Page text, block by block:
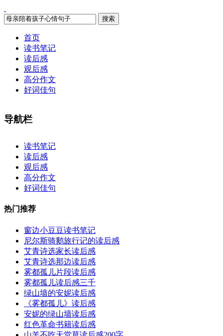
搜索
首页
读书笔记
读后感
观后感
高分作文
好词佳句
导航栏
读书笔记
读后感
观后感
高分作文
好词佳句
热门推荐
窗边小豆豆读书笔记
尼尔斯骑鹅旅行记的读后感
艾青诗选家长读后感
艾青诗选那边读后感
雾都孤儿片段读后感
雾都孤儿读后感三千
绿山墙的安妮读后感
《雾都孤儿》读后感
安妮的绿山墙读后感
红色革命书籍读后感